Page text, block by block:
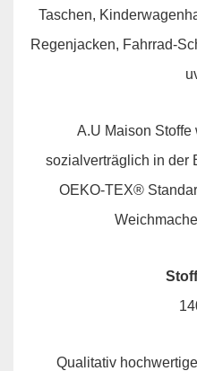
Taschen,
Regenjacken, Fahrrad-
A.U Maison Stoffe
sozialverträglich in der
OEKO-TEX®
Qualitativ